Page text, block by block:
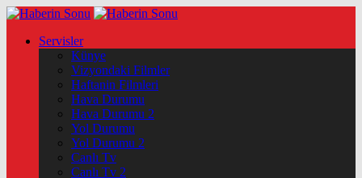
Servisler
Künye
Vizyondaki Filmler
Haftanin Filmleri
Hava Durumu
Hava Durumu 2
Yol Durumu
Yol Durumu 2
Canlı Tv
Canlı Tv 2